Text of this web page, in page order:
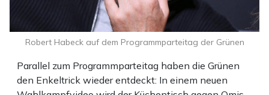
Parallel zum Programmparteitag haben die Grünen
den Enkeltrick wieder entdeckt: In einem neuen
Robert Habeck auf dem Programmparteitag der Grünen